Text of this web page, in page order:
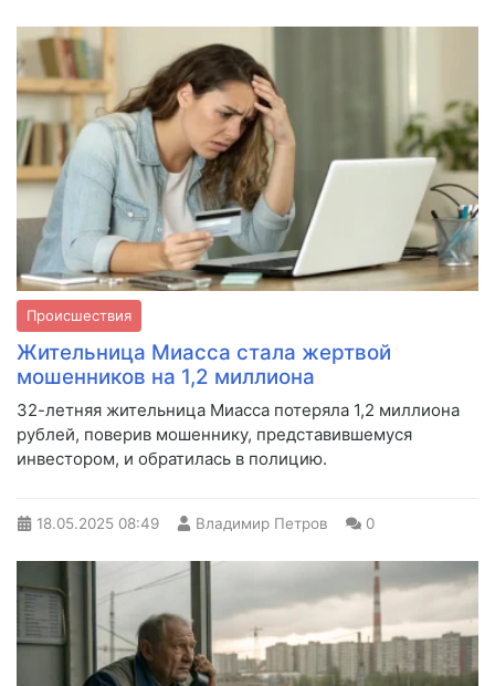
Происшествия
Жительница Миасса стала жертвой
мошенников на 1,2 миллиона
32-летняя жительница Миасса потеряла 1,2 миллиона
рублей, поверив мошеннику, представившемуся
инвестором, и обратилась в полицию.
18.05.2025 08:49 Владимир Петров 0